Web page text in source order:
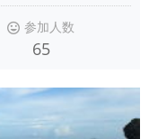
参加人数
65